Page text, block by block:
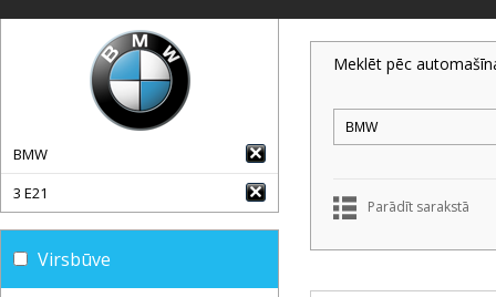
BMW
3 E21
Virsbūve
Meklēt pēc
Parādīt sarakstā